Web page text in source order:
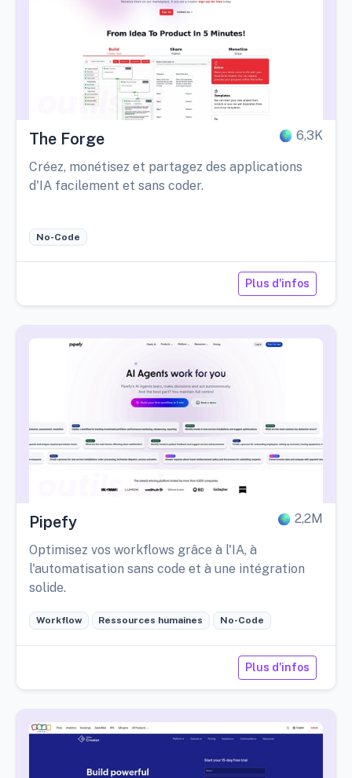
The Forge 6,3K
Créez, monétisez et partagez des applications
d'IA facilement et sans coder.
No-Code
Plus d'infos
Pipefy 2,2M
Optimisez vos workflows grâce à l'IA, à
l'automatisation sans code et à une intégration
solide.
Workflow Ressources humaines No-Code
Plus d'infos